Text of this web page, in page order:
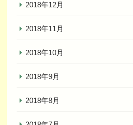
2018年12月
2018年11月
2018年10月
2018年9月
2018年8月